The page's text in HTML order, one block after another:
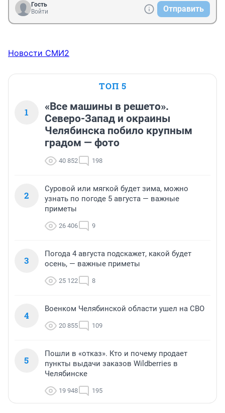
Гость
Войти
Отправить
Новости СМИ2
ТОП 5
1
«Все машины в решето».
Северо-Запад и окраины
Челябинска побило крупным
градом — фото
40 852 198
2
Суровой или мягкой будет зима, можно
узнать по погоде 5 августа — важные
приметы
26 406 9
3
Погода 4 августа подскажет, какой будет
осень, — важные приметы
25 122 8
4
Военком Челябинской области ушел на СВО
20 855 109
5
Пошли в «отказ». Кто и почему продает
пункты выдачи заказов Wildberries в
Челябинске
19 948 195